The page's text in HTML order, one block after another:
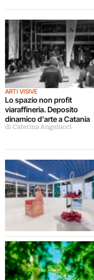
ARTI VISIVE
Lo spazio non profit
viaraffineria. Deposito
dinamico d’arte a Catania
di Caterina Angelucci